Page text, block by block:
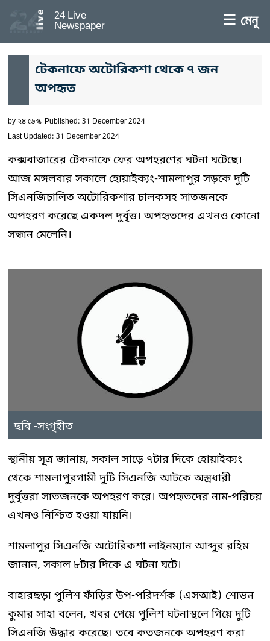
24 Live
Newspaper ☰ মেনু
টেকনাফে অটোরিকশা থেকে ৭ জন
অপহৃত
by২৪ ডেস্ক Published: 31 December 2024
Last Updated: 31 December 2024
কক্সবাজারের টেকনাফে ফের অপহরণের ঘটনা ঘটেছে।
আজ মঙ্গলবার সকালে হোয়াইক্যং-শামলাপুর সড়কে দুটি
সিএনজিচালিত অটোরিকশার চালকসহ সাতজনকে
অপহরণ করেছে একদল দুর্বৃত্ত। অপহৃতদের এখনও কোনো
সন্ধান মেলেনি।
ছবি -সংগৃহীত
স্থানীয় সূত্র জানায়, সকাল সাড়ে ৭টার দিকে হোয়াইক্যং
থেকে শামলাপুরগামী দুটি সিএনজি আটকে অস্ত্রধারী
দুর্বৃত্তরা সাতজনকে অপহরণ করে। অপহৃতদের নাম-পরিচয়
এখনও নিশ্চিত হওয়া যায়নি।
শামলাপুর সিএনজি অটোরিকশা লাইনম্যান আব্দুর রহিম
জানান, সকাল ৮টার দিকে এ ঘটনা ঘটে।
বাহারছড়া পুলিশ ফাঁড়ির উপ-পরিদর্শক (এসআই) শোভন
কুমার সাহা বলেন, খবর পেয়ে পুলিশ ঘটনাস্থলে গিয়ে দুটি
সিএনজি উদ্ধার করেছে। তবে কতজনকে অপহরণ করা